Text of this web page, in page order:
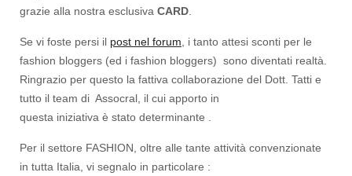
grazie alla nostra esclusiva CARD.
Se vi foste persi il post nel forum, i tanto attesi sconti per le
fashion bloggers (ed i fashion bloggers) sono diventati realtà.
Ringrazio per questo la fattiva collaborazione del Dott. Tatti e
tutto il team di Assocral, il cui apporto in
questa iniziativa è stato determinante .
Per il settore FASHION, oltre alle tante attività convenzionate
in tutta Italia, vi segnalo in particolare :